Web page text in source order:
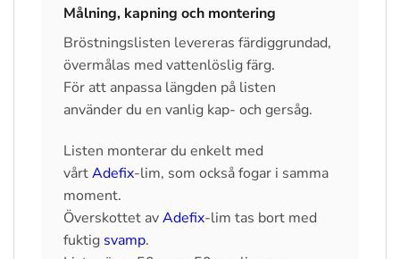
Målning, kapning och montering
Bröstningslisten levereras färdiggrundad,
övermålas med vattenlöslig färg.
För att anpassa längden på listen
använder du en vanlig kap- och gersåg.
Listen monterar du enkelt med
vårtAdefix-lim, som också fogar i samma
moment.
Överskottet avAdefix-lim tas bort med
fuktig svamp.